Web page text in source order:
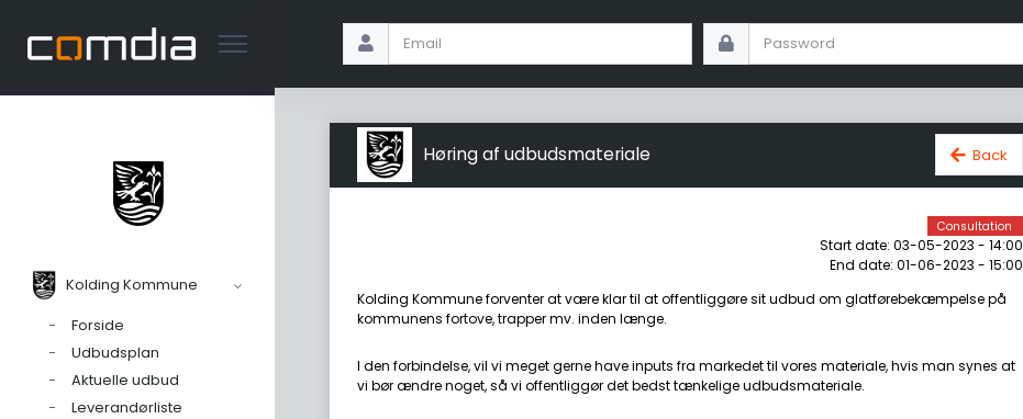
Kolding Kommune
Forside
Udbudsplan
Aktuelle udbud
Leverandørliste
Høring af udbudsmateriale Back
Consultation
Start date: 03-05-2023 - 14:00
End date: 01-06-2023 - 15:00
Kolding Kommune forventer at være klar til at offentliggøre sit udbud om glatførebekæmpelse på
kommunens fortove, trapper mv. inden længe.
I den forbindelse, vil vi meget gerne have inputs fra markedet til vores materiale, hvis man synes at
vi bør ændre noget, så vi offentliggør det bedst tænkelige udbudsmateriale.